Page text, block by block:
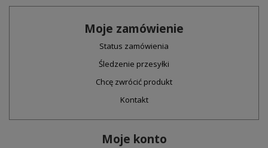
Moje zamówienie
Status zamówienia
Śledzenie przesyłki
Chcę zwrócić produkt
Kontakt
Moje konto